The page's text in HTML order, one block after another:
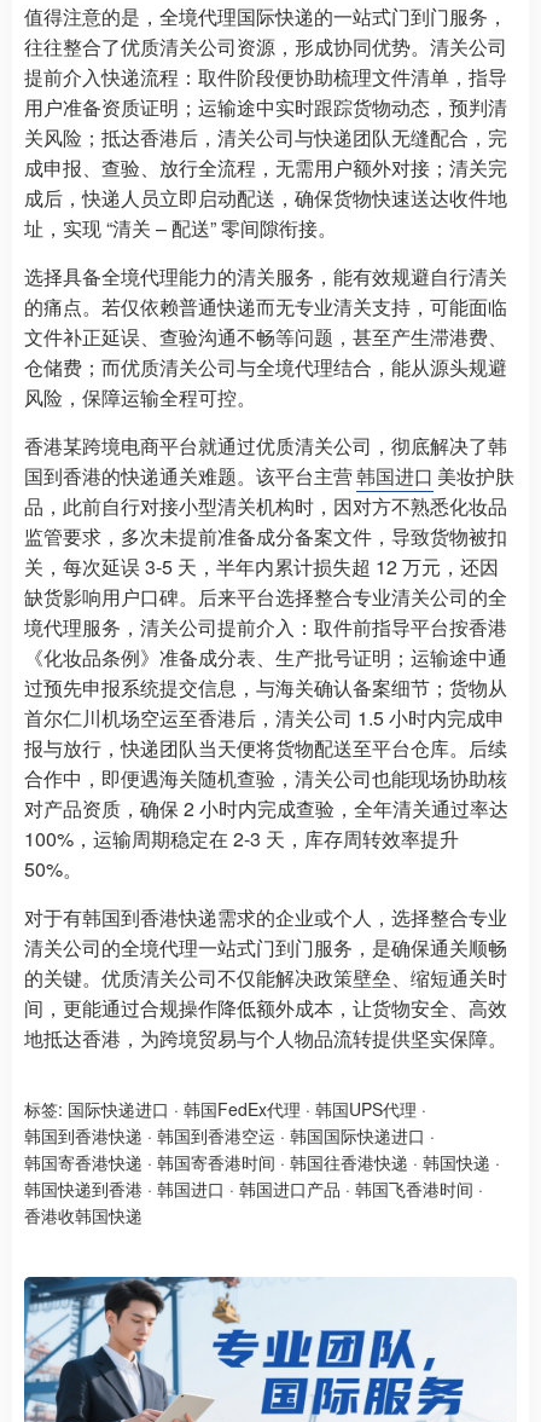
值得注意的是，全境代理国际快递的一站式门到门服务，
往往整合了优质清关公司资源，形成协同优势。清关公司
提前介入快递流程：取件阶段便协助梳理文件清单，指导
用户准备资质证明；运输途中实时跟踪货物动态，预判清
关风险；抵达香港后，清关公司与快递团队无缝配合，完
成申报、查验、放行全流程，无需用户额外对接；清关完
成后，快递人员立即启动配送，确保货物快速送达收件地
址，实现 “清关 – 配送” 零间隙衔接。
选择具备全境代理能力的清关服务，能有效规避自行清关
的痛点。若仅依赖普通快递而无专业清关支持，可能面临
文件补正延误、查验沟通不畅等问题，甚至产生滞港费、
仓储费；而优质清关公司与全境代理结合，能从源头规避
风险，保障运输全程可控。
香港某跨境电商平台就通过优质清关公司，彻底解决了韩
国到香港的快递通关难题。该平台主营韩国进口 美妆护肤
品，此前自行对接小型清关机构时，因对方不熟悉化妆品
监管要求，多次未提前准备成分备案文件，导致货物被扣
关，每次延误 3-5 天，半年内累计损失超 12 万元，还因
缺货影响用户口碑。后来平台选择整合专业清关公司的全
境代理服务，清关公司提前介入：取件前指导平台按香港
《化妆品条例》准备成分表、生产批号证明；运输途中通
过预先申报系统提交信息，与海关确认备案细节；货物从
首尔仁川机场空运至香港后，清关公司 1.5 小时内完成申
报与放行，快递团队当天便将货物配送至平台仓库。后续
合作中，即便遇海关随机查验，清关公司也能现场协助核
对产品资质，确保 2 小时内完成查验，全年清关通过率达
100%，运输周期稳定在 2-3 天，库存周转效率提升
50%。
对于有韩国到香港快递需求的企业或个人，选择整合专业
清关公司的全境代理一站式门到门服务，是确保通关顺畅
的关键。优质清关公司不仅能解决政策壁垒、缩短通关时
间，更能通过合规操作降低额外成本，让货物安全、高效
地抵达香港，为跨境贸易与个人物品流转提供坚实保障。
标签: 国际快递进口 · 韩国FedEx代理 · 韩国UPS代理 ·
韩国到香港快递 · 韩国到香港空运 · 韩国国际快递进口 ·
韩国寄香港快递 · 韩国寄香港时间 · 韩国往香港快递 · 韩国快递 ·
韩国快递到香港 · 韩国进口 · 韩国进口产品 · 韩国飞香港时间 ·
香港收韩国快递